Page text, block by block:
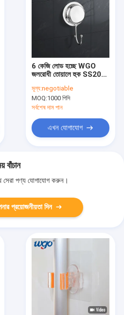
6 কেজি লোড হচ্ছে WGO
জলরোধী তোয়ালে হুক SS201
মূল্য:negotiable
MOQ:1000 পিসি
সর্বশেষ দাম পান
এখন যোগাযোগ
বাঁচান
সেরা পণ্য যোগাযোগ করুন।
প্রয়োজনীয়তা দিন